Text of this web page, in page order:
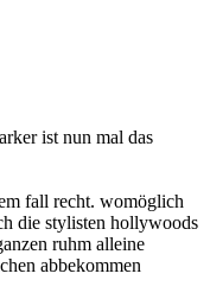
ist nun mal das
fall recht. womöglich
die stylisten hollywoods
ruhm alleine
abbekommen